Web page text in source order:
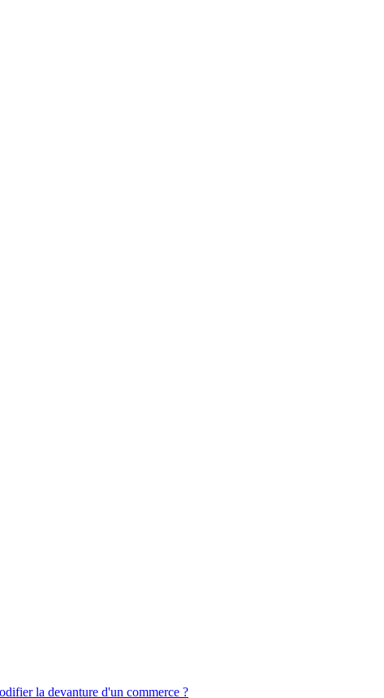
la devanture d'un commerce ?